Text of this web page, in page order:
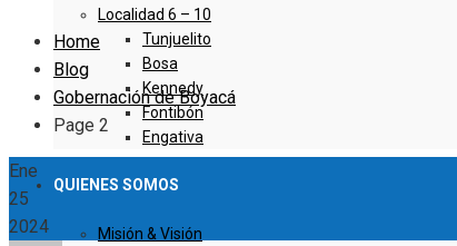
Localidad 6 – 10
Tunjuelito
Bosa
Kennedy
Fontibón
Engativa
QUIENES SOMOS
Misión & Visión
Home
Blog
Gobernación de Boyacá
Page 2
Ene
25
2024